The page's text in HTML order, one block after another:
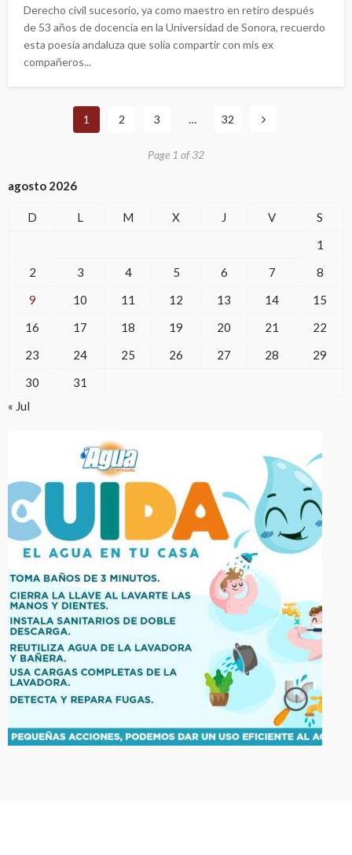
Derecho civil sucesorio, ya como maestro en retiro después
de 53 años de docencia en la Universidad de Sonora, recuerdo
esta poesía andaluza que solía compartir con mis ex
compañeros...
1 2 3 … 32
Page 1 of 32
agosto 2026
D L M X J V
S
1
2
3 4 5 6 7
8
9
10 11 12 13 14
15
16
17 18 19 20 21
22
23
24 25 26 27 28
29
30
31
« Jul